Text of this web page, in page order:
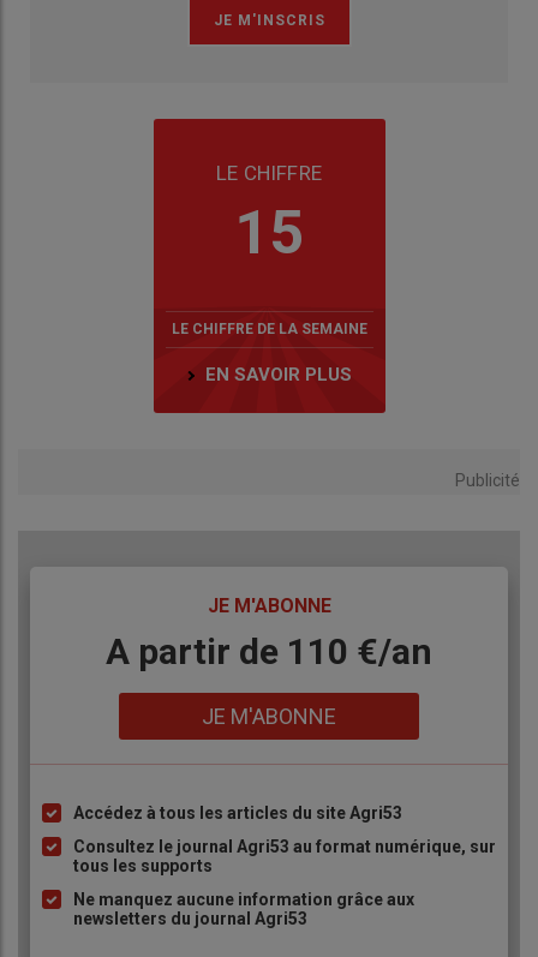
LE CHIFFRE
15
LE CHIFFRE DE LA SEMAINE
EN SAVOIR PLUS
Publicité
JE M'ABONNE
BodyA partir de 110 €/an
JE M'ABONNE
Liste
à
puce
Accédez à tous les articles du site Agri53
Consultez le journal Agri53 au format numérique, sur
tous les supports
Ne manquez aucune information grâce aux
newsletters du journal Agri53